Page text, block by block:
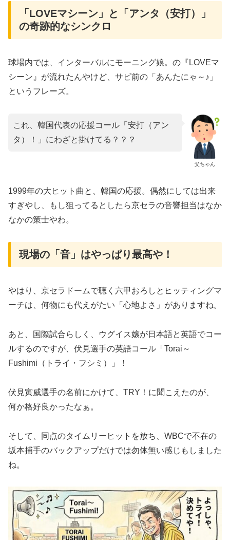
「​LOVEマシーン」と「アンタ（安打）」
の奇跡的なシンクロ
​球場内では、インターバルにモーニング娘。の『LOVEマ
シーン』が流れたんやけど、サビ前の「あんたにゃ～♪」
というフレーズ。
父ちゃん
これ、韓国代表の応援コール「安打（アン
タ）！」にわざと掛けてる？？？
​1999年の大ヒット曲と、韓国の応援。偶然にしては出来
すぎやし、もし狙ってるとしたら京セラの音響担当はなか
なかの策士やわ。
現場の「音」はやっぱり最高や！
やはり、京セラドームで聴く六甲おろしとヒッティングマ
ーチは、何物にも代えがたい「心地よさ」がありますね。
​あと、国際試合らしく、ウグイス嬢が日本語と英語でコー
ルするのですが、伏見選手の英語コール「Torai～
Fushimi（トライ・フシミ）」！
伏見寅威選手の名前にかけて、TRY！に聞こえたのが、
何か格好良かったなぁ。
そして、同点のタイムリーヒットを放ち、WBCで不在の
坂本捕手のバックアップだけでは勿体無い感じもしました
ね。